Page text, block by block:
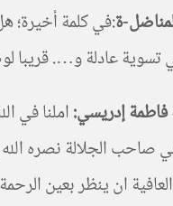
ة:في كلمة أخيرة؛
تسوية عادلة و…. قريبا
فاطمة إدريسي:املنا في
صاحب الجلالة نصره
ان ينظر بعين